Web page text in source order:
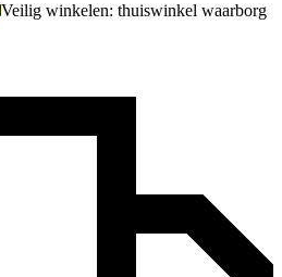
Veilig winkelen: thuiswinkel waarborg